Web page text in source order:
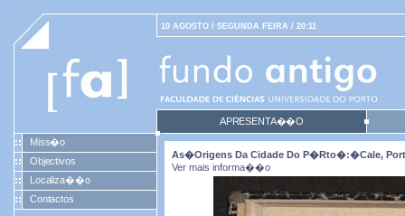
10 AGOSTO / SEGUNDA FEIRA / 20:11
APRESENTA��O
Miss�o
Objectivos
Localiza��o
Contactos
As�origens Da Cidade Do P�rto�:�Cale,
Ver mais informa��o